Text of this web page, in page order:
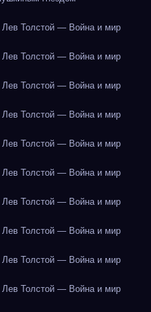
Лев Толстой — Война и мир
Лев Толстой — Война и мир
Лев Толстой — Война и мир
Лев Толстой — Война и мир
Лев Толстой — Война и мир
Лев Толстой — Война и мир
Лев Толстой — Война и мир
Лев Толстой — Война и мир
Лев Толстой — Война и мир
Лев Толстой — Война и мир